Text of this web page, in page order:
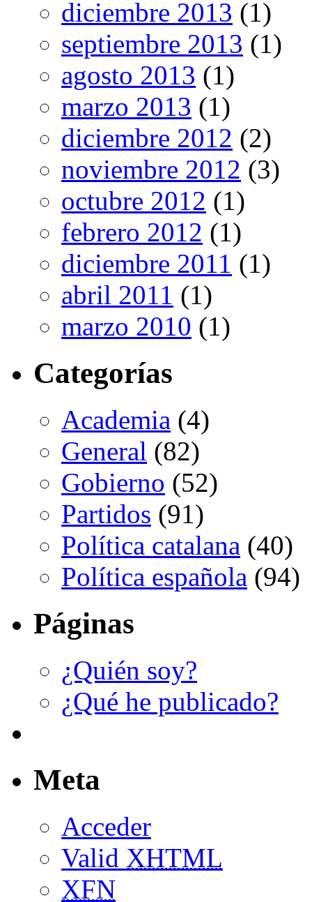
diciembre 2013 (1)
septiembre 2013 (1)
agosto 2013 (1)
marzo 2013 (1)
diciembre 2012 (2)
noviembre 2012 (3)
octubre 2012 (1)
febrero 2012 (1)
diciembre 2011 (1)
abril 2011 (1)
marzo 2010 (1)
Categorías
Academia (4)
General (82)
Gobierno (52)
Partidos (91)
Política catalana (40)
Política española (94)
Páginas
¿Quién soy?
¿Qué he publicado?
Meta
Acceder
Valid XHTML
XFN